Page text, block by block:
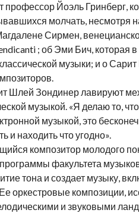
профессор Йоэль Гринберг,
молчать, несмотря
Сирмен,
; об Эми Бич, которая
музыки; и о
Шлей Зондинер лавируют
музыкой. «Я делаю то,
музыкой, это
и находить что угодно».
композитор молодого
факультета
тона и создает музыку,
оркестровые композиции,
и звуковыми